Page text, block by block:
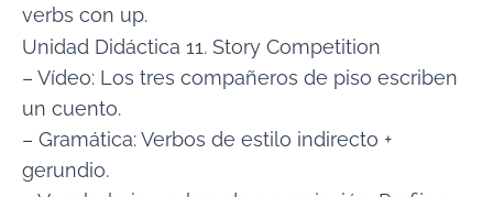
verbs con up.
Unidad Didáctica 11. Story Competition
– Vídeo: Los tres compañeros de piso escriben
un cuento.
– Gramática: Verbos de estilo indirecto +
gerundio.